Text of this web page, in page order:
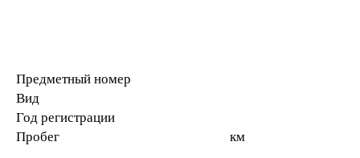
Предметный номер
Вид
Год регистрации
Пробег
км